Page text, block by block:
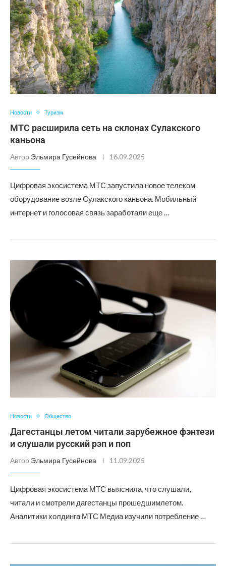
Новости Туризм
МТС расширила сеть на склонах Сулакского
каньона
Автор Эльмира Гусейнова 16.09.2025
Цифровая экосистема МТС запустила новое телеком
оборудование возле Сулакского каньона. Мобильный
интернет и голосовая связь заработали еще …
Новости Общество
Дагестанцы летом читали зарубежное фэнтези
и слушали русский рэп и поп
Автор Эльмира Гусейнова 11.09.2025
Цифровая экосистема МТС выяснила, что слушали,
читали и смотрели дагестанцы прошедшимлетом.
Аналитики холдинга МТС Медиа изучили потребление …